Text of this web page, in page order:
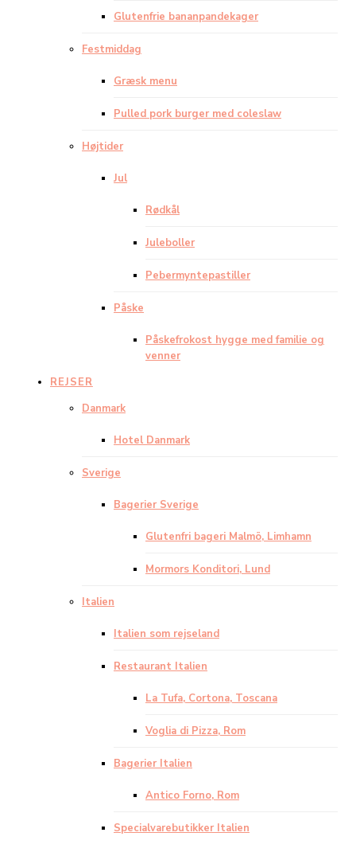
Glutenfrie bananpandekager
Festmiddag
Græsk menu
Pulled pork burger med coleslaw
Højtider
Jul
Rødkål
Juleboller
Pebermyntepastiller
Påske
Påskefrokost hygge med familie og
venner
REJSER
Danmark
Hotel Danmark
Sverige
Bagerier Sverige
Glutenfri bageri Malmö, Limhamn
Mormors Konditori, Lund
Italien
Italien som rejseland
Restaurant Italien
La Tufa, Cortona, Toscana
Voglia di Pizza, Rom
Bagerier Italien
Antico Forno, Rom
Specialvarebutikker Italien